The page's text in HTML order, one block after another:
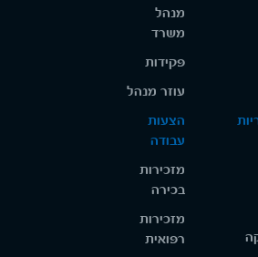
מנהל
משרד
פקידות
עוזר מנהל
הצעות
עבודה
מזכירות
בכירה
מזכירות
רפואית